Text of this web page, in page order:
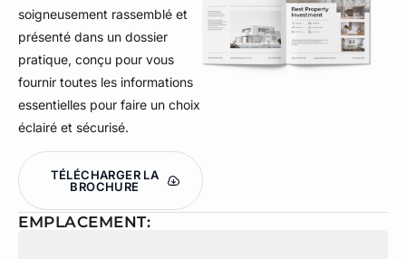
soigneusement rassemblé et
présenté dans un dossier
pratique, conçu pour vous
fournir toutes les informations
essentielles pour faire un choix
éclairé et sécurisé.
TÉLÉCHARGER LA
BROCHURE
EMPLACEMENT: